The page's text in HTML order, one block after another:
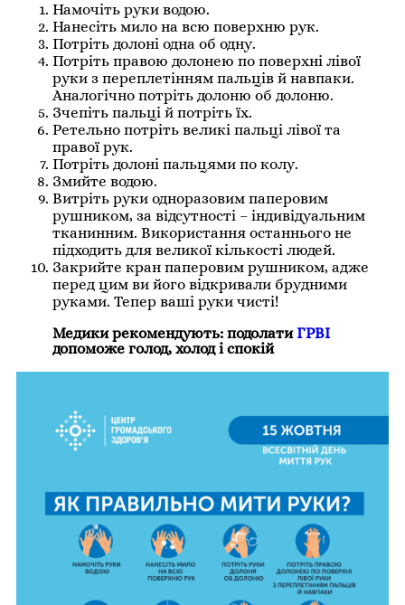
Намочіть руки водою.
Нанесіть мило на всю поверхню рук.
Потріть долоні одна об одну.
Потріть правою долонею по поверхні лівої
руки з переплетінням пальців й навпаки.
Аналогічно потріть долоню об долоню.
Зчепіть пальці й потріть їх.
Ретельно потріть великі пальці лівої та
правої рук.
Потріть долоні пальцями по колу.
Змийте водою.
Витріть руки одноразовим паперовим
рушником, за відсутності – індивідуальним
тканинним. Використання останнього не
підходить для великої кількості людей.
Закрийте кран паперовим рушником, адже
перед цим ви його відкривали брудними
руками. Тепер ваші руки чисті!
Медики рекомендують: подолати ГРВІ
допоможе голод, холод і спокій